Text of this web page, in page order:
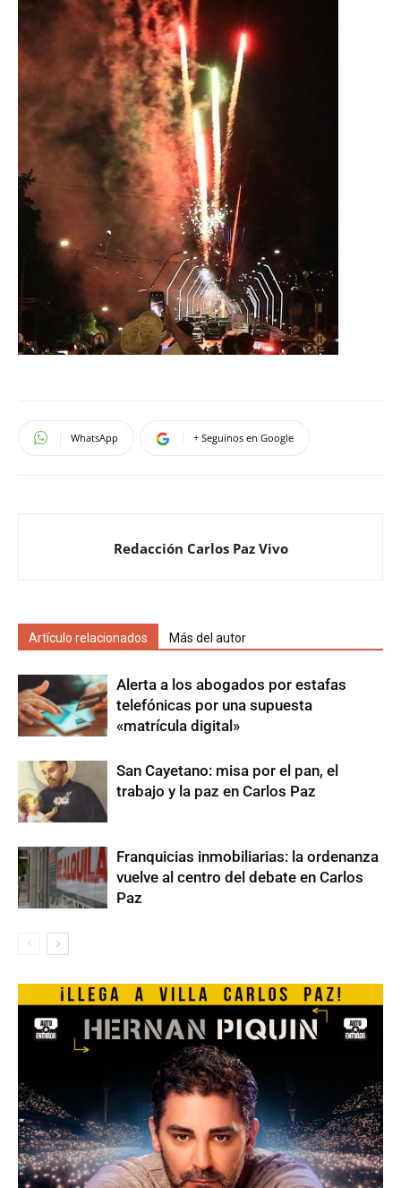
WhatsApp + Seguinos en Google
Redacción Carlos Paz Vivo
Artículo relacionados Más del autor
Alerta a los abogados por estafas
telefónicas por una supuesta
«matrícula digital»
San Cayetano: misa por el pan, el
trabajo y la paz en Carlos Paz
Franquicias inmobiliarias: la ordenanza
vuelve al centro del debate en Carlos
Paz